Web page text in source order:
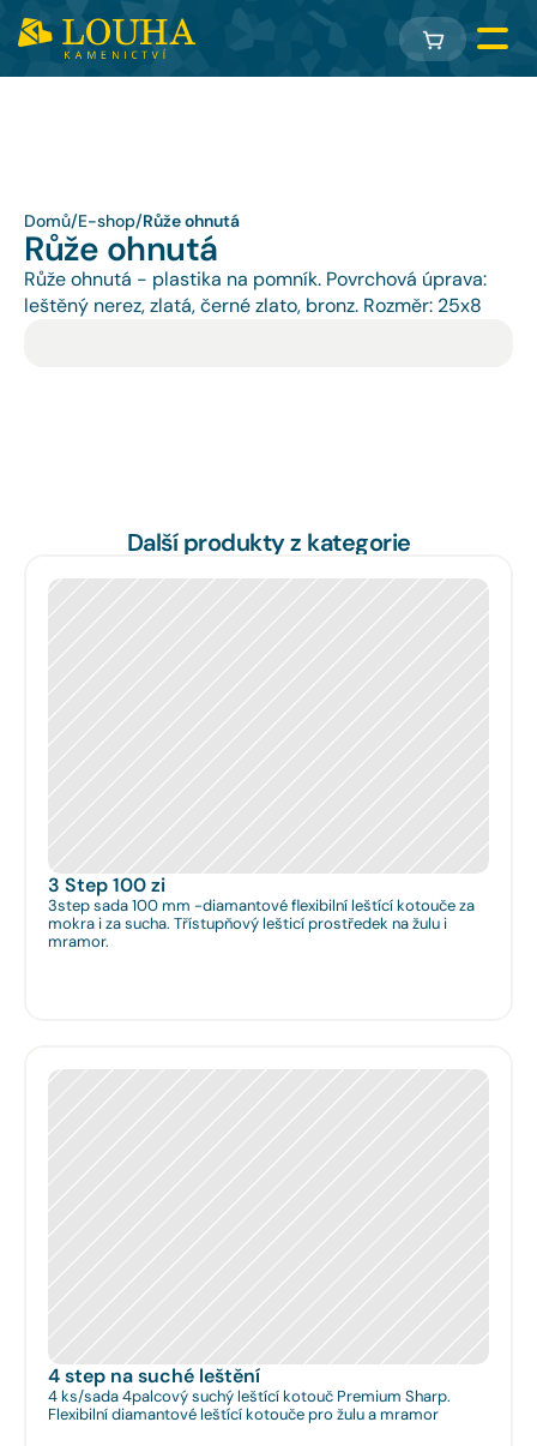
Domů/E-shop/Růže ohnutá
Růže ohnutá
Růže ohnutá - plastika na pomník. Povrchová úprava:
leštěný nerez, zlatá, černé zlato, bronz. Rozměr: 25x8
Další produkty z kategorie
3 Step 100 zi
3step sada 100 mm -diamantové flexibilní leštící kotouče za
mokra i za sucha. Třístupňový lešticí prostředek na žulu i
mramor.
4 step na suché leštění
4 ks/sada 4palcový suchý leštící kotouč Premium Sharp.
Flexibilní diamantové leštící kotouče pro žulu a mramor